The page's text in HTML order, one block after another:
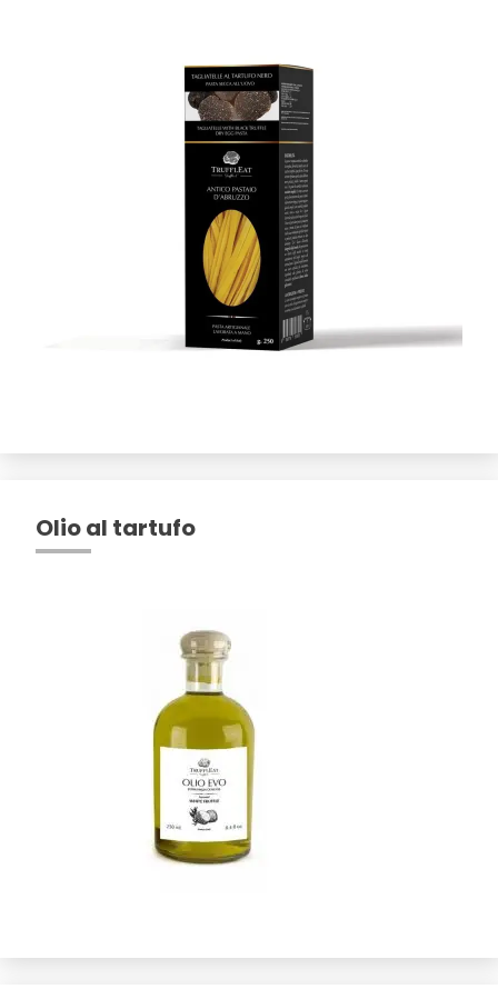
Olio al tartufo